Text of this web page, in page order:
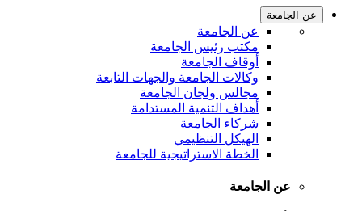
عن الجامعة
عن الجامعة
مكتب رئيس الجامعة
أوقاف الجامعة
وكالات الجامعة والجهات التابعة
مجالس ولجان الجامعة
أهداف التنمية المستدامة
شركاء الجامعة
الهيكل التنظيمي
الخطة الاستراتيجية للجامعة
عن الجامعة